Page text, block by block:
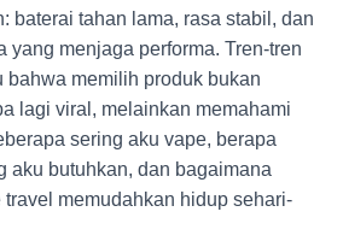
baterai tahan lama, rasa stabil, dan
yang menjaga performa. Tren-tren
bahwa memilih produk bukan
lagi viral, melainkan memahami
sering aku vape, berapa
aku butuhkan, dan bagaimana
memudahkan hidup sehari-